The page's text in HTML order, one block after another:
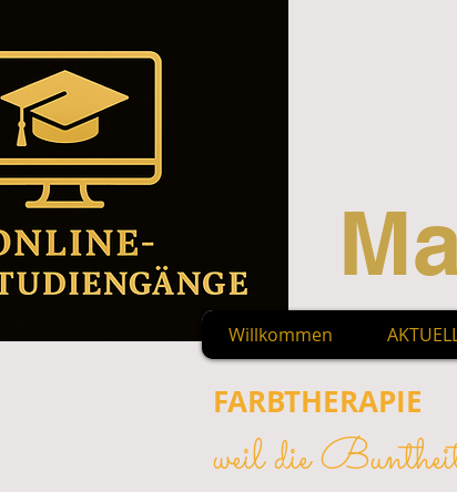
Willkommen
FARBTHERAPIE
weil die